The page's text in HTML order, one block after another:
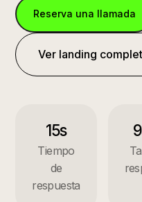
Reserva una llamada
Ver landing
15s
Tiempo
de
respuesta